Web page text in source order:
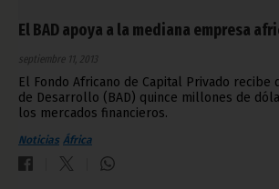
El BAD apoya a la mediana empresa
septiembre 11, 2013
El Fondo Africano de Capital Privado recibe
de Desarrollo (BAD) quince millones de
los mercados financieros.
Noticias África